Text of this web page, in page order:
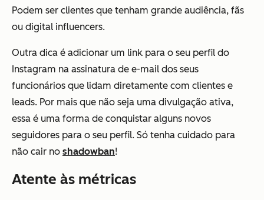
Podem ser clientes que tenham grande audiência, fãs
ou digital influencers.
Outra dica é adicionar um link para o seu perfil do
Instagram na assinatura de e-mail dos seus
funcionários que lidam diretamente com clientes e
leads. Por mais que não seja uma divulgação ativa,
essa é uma forma de conquistar alguns novos
seguidores para o seu perfil. Só tenha cuidado para
não cair no shadowban!
Atente às métricas